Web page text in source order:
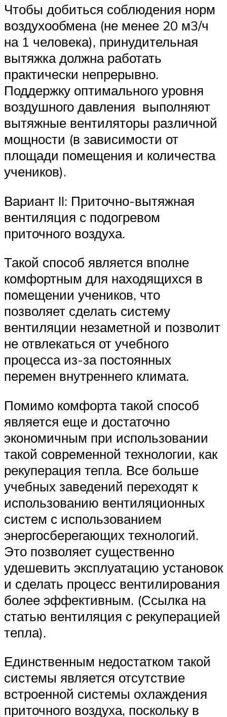
Чтобы добиться соблюдения норм
воздухообмена (не менее 20 м3/ч
на 1 человека), принудительная
вытяжка должна работать
практически непрерывно.
Поддержку оптимального уровня
воздушного давления выполняют
вытяжные вентиляторы различной
мощности (в зависимости от
площади помещения и количества
учеников).
Вариант II: Приточно-вытяжная
вентиляция с подогревом
приточного воздуха.
Такой способ является вполне
комфортным для находящихся в
помещении учеников, что
позволяет сделать систему
вентиляции незаметной и позволит
не отвлекаться от учебного
процесса из-за постоянных
перемен внутреннего климата.
Помимо комфорта такой способ
является еще и достаточно
экономичным при использовании
такой современной технологии, как
рекуперация тепла. Все больше
учебных заведений переходят к
использованию вентиляционных
систем с использованием
энергосберегающих технологий.
Это позволяет существенно
удешевить эксплуатацию установок
и сделать процесс вентилирования
более эффективным. (Ссылка на
статью вентиляция с рекуперацией
тепла).
Единственным недостатком такой
системы является отсутствие
встроенной системы охлаждения
приточного воздуха, поскольку в